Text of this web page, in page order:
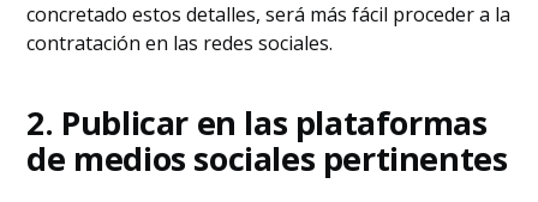
concretado estos detalles, será más fácil proceder a la
contratación en las redes sociales.
2. Publicar en las plataformas
de medios sociales pertinentes